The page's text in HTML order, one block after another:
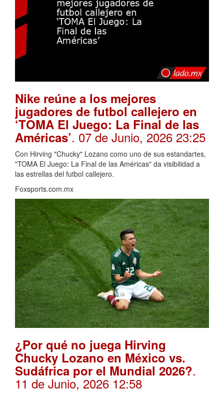
Nike reúne a los mejores
jugadores de futbol callejero en
‘TOMA El Juego: La Final de las
Américas’. 07 de Junio, 2026 23:25
Con Hirving "Chucky" Lozano como uno de sus estandartes,
"TOMA El Juego: La Final de las Américas" da visibilidad a
las estrellas del futbol callejero.
Foxsports.com.mx
¿Por qué no juega Hirving
Chucky Lozano en México vs.
Sudáfrica por el Mundial 2026?.
11 de Junio, 2026 12:58